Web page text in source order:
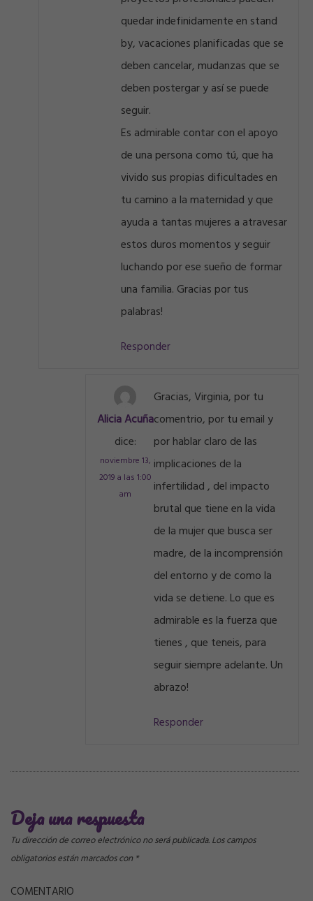
quedar indefinidamente en stand
by, vacaciones planificadas que se
deben cancelar, mudanzas que se
deben postergar y así se puede
seguir.
Es admirable contar con el apoyo
de una persona como tú, que ha
vivido sus propias dificultades en
tu camino a la maternidad y que
ayuda a tantas mujeres a atravesar
estos duros momentos y seguir
luchando por ese sueño de formar
una familia. Gracias por tus
palabras!
Responder
Alicia Acuña
dice:
noviembre 13,
2019 a las 1:00
am
Gracias, Virginia, por tu
comentrio, por tu email y
por hablar claro de las
implicaciones de la
infertilidad , del impacto
brutal que tiene en la vida
de la mujer que busca ser
madre, de la incomprensión
del entorno y de como la
vida se detiene. Lo que es
admirable es la fuerza que
tienes , que teneis, para
seguir siempre adelante. Un
abrazo!
Responder
Deja una respuesta
Tu dirección de correo electrónico no será publicada.Los campos
obligatorios están marcados con *
COMENTARIO